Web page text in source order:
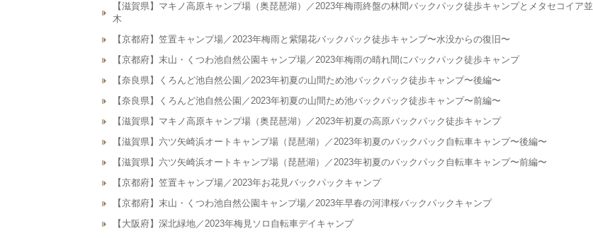
【滋賀県】マキノ高原キャンプ場（奥琵琶湖）／2023年梅雨終盤の林間バックパック徒歩キャンプとメタセコイア並
木
【京都府】笠置キャンプ場／2023年梅雨と紫陽花バックパック徒歩キャンプ〜水没からの復旧〜
【京都府】末山・くつわ池自然公園キャンプ場／2023年梅雨の晴れ間にバックパック徒歩キャンプ
【奈良県】くろんど池自然公園／2023年初夏の山間ため池バックパック徒歩キャンプ〜後編〜
【奈良県】くろんど池自然公園／2023年初夏の山間ため池バックパック徒歩キャンプ〜前編〜
【滋賀県】マキノ高原キャンプ場（奥琵琶湖）／2023年初夏の高原バックパック徒歩キャンプ
【滋賀県】六ツ矢崎浜オートキャンプ場（琵琶湖）／2023年初夏のバックパック自転車キャンプ〜後編〜
【滋賀県】六ツ矢崎浜オートキャンプ場（琵琶湖）／2023年初夏のバックパック自転車キャンプ〜前編〜
【京都府】笠置キャンプ場／2023年お花見バックパックキャンプ
【京都府】末山・くつわ池自然公園キャンプ場／2023年早春の河津桜バックパックキャンプ
【大阪府】深北緑地／2023年梅見ソロ自転車デイキャンプ